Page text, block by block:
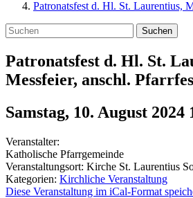
Patronatsfest d. Hl. St. Laurentius,
Suchen
Patronatsfest d. Hl. St.
Messfeier, anschl.
Samstag, 10. August 2024
Veranstalter:
Katholische Pfarrgemeinde
Veranstaltungsort: Kirche St. Laurentius
Kategorien: Kirchliche Veranstaltung
Diese Veranstaltung im iCal-Format